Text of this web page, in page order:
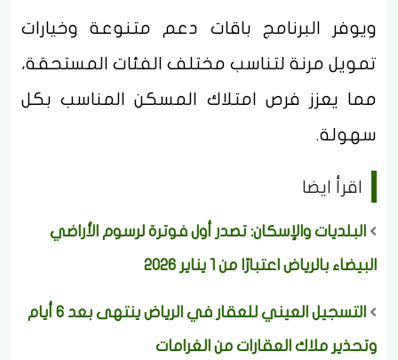
ويوفر البرنامج باقات دعم متنوعة وخيارات
تمويل مرنة لتناسب مختلف الفئات المستحقة،
مما يعزز فرص امتلاك المسكن المناسب بكل
سهولة.
اقرأ ايضا
البلديات والإسكان: تصدر أول فوترة لرسوم الأراضي
البيضاء بالرياض اعتبارًا من 1 يناير 2026
التسجيل العيني للعقار في الرياض ينتهى بعد 6 أيام
وتحذير ملاك العقارات من الغرامات